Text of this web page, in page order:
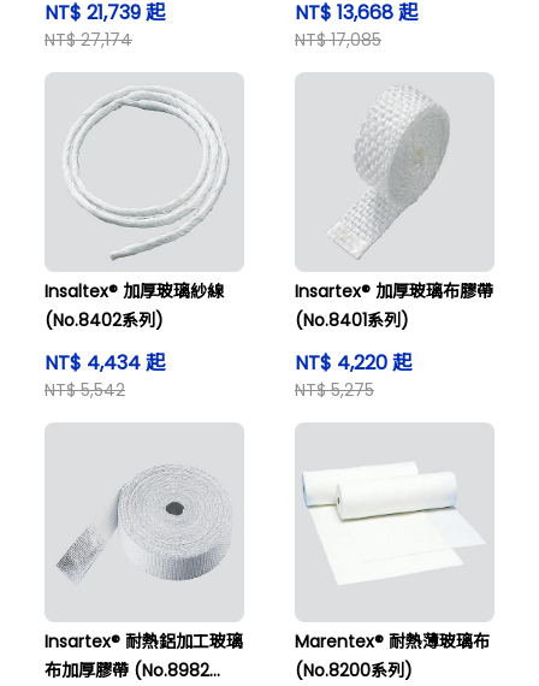
NT$ 21,739 起
NT$ 27,174
NT$ 13,668 起
NT$ 17,085
Insaltex® 加厚玻璃紗線
(No.8402系列)
NT$ 4,434 起
NT$ 5,542
Insartex® 加厚玻璃布膠帶
(No.8401系列)
NT$ 4,220 起
NT$ 5,275
Insartex® 耐熱鋁加工玻璃
布加厚膠帶 (No.8982
Marentex® 耐熱薄玻璃布
(No.8200系列)